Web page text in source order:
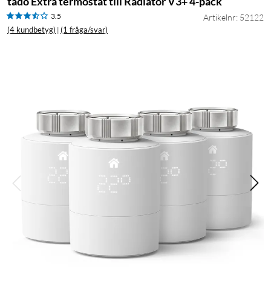
3.5
(4 kundbetyg) | (1 fråga/svar)
Artikelnr: 52122